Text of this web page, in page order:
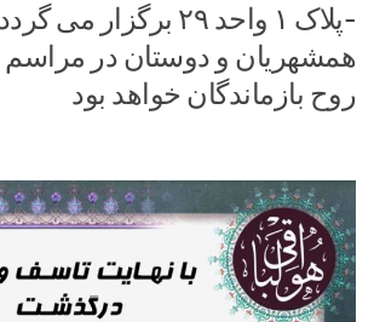
-پلاک ۱ واحد ۲۹ برگزار
همشهریان و دوستان در
روح بازماندگان خواهد بود